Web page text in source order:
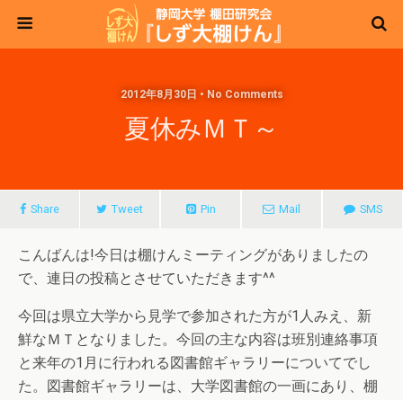
2012年8月30日 • No Comments
夏休みＭＴ～
Share Tweet Pin Mail SMS
こんばんは!今日は棚けんミーティングがありましたの
で、連日の投稿とさせていただきます^^
今回は県立大学から見学で参加された方が1人みえ、新
鮮なＭＴとなりました。今回の主な内容は班別連絡事項
と来年の1月に行われる図書館ギャラリーについてでし
た。図書館ギャラリーは、大学図書館の一画にあり、棚